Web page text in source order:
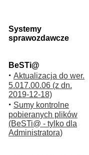
Systemy
sprawozdawcze
BeSTi@
· Aktualizacja do wer.
5.017.00.06 (z dn.
2019-12-18)
· Sumy kontrolne
pobieranych plików
(BeSTi@ - tylko dla
Administratora)